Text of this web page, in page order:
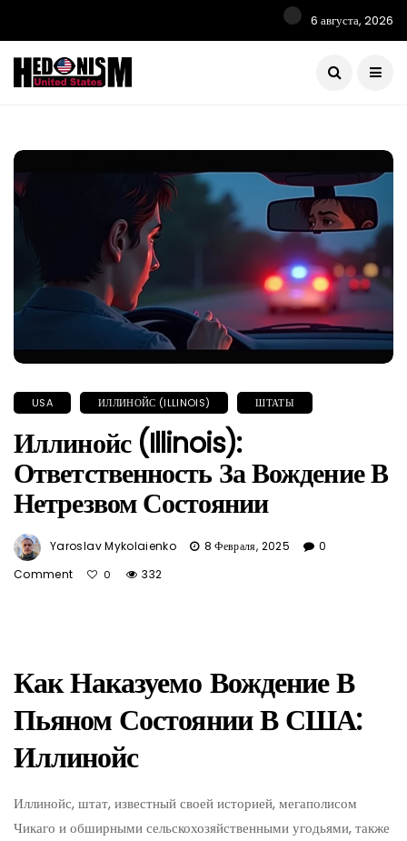
6 августа, 2026
USA ИЛЛИНОЙС (ILLINOIS) ШТАТЫ
Иллинойс (Illinois):
Ответственность За Вождение В
Нетрезвом Состоянии
Yaroslav Mykolaienko 8 Февраля, 2025
0
Comment
0 332
Как Наказуемо Вождение В
Пьяном Состоянии В США:
Иллинойс
Иллинойс, штат, известный своей историей, мегаполисом
Чикаго и обширными сельскохозяйственными угодьями, также